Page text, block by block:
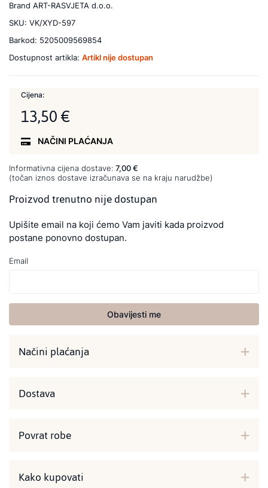
Brand ART-RASVJETA d.o.o.
SKU: VK/XYD-597
Barkod: 5205009569854
Dostupnost artikla: Artikl nije dostupan
Cijena:
13,50 €
NAČINI PLAĆANJA
Informativna cijena dostave: 7,00 €
(točan iznos dostave izračunava se na kraju narudžbe)
Proizvod trenutno nije dostupan
Upišite email na koji ćemo Vam javiti kada proizvod
postane ponovno dostupan.
Email
Obavijesti me
Načini plaćanja
Dostava
Povrat robe
Kako kupovati